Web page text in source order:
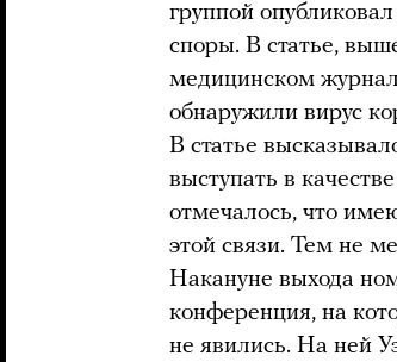
группой
споры. В статье,
медицинском
обнаружили вирус
В статье
выступать в
отмечалось, что
этой связи. Тем не
Накануне выхода
конференция, на
не явились. На ней